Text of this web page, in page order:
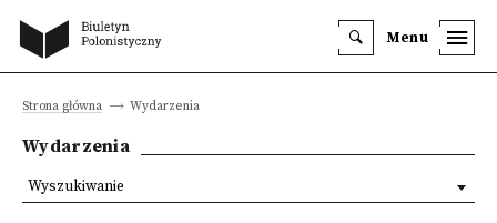
Menu
Strona główna Wydarzenia
Wydarzenia
Wyszukiwanie